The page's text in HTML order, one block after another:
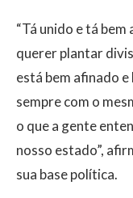
“Tá unido e tá
querer plantar
está bem afinado
sempre com o
o que a gente
nosso estado”,
sua base política.